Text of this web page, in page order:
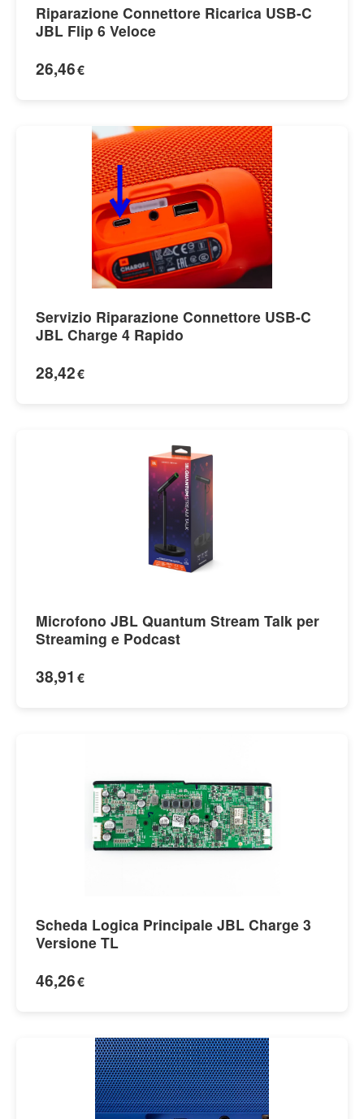
Riparazione Connettore Ricarica USB-C
JBL Flip 6 Veloce
26,46€
Servizio Riparazione Connettore USB-C
JBL Charge 4 Rapido
28,42€
Microfono JBL Quantum Stream Talk per
Streaming e Podcast
38,91 €
Scheda Logica Principale JBL Charge 3
Versione TL
46,26€